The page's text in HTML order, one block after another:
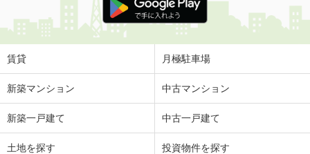
賃貸 月極駐車場
新築マンション 中古マンション
新築一戸建て 中古一戸建て
土地を探す 投資物件を探す